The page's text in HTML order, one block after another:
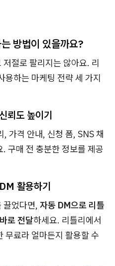
방법이 있을까요?
절로 팔리지는 않아요. 리
용하는 마케팅 전략 세 가지
뢰도 높이기
, 가격 안내, 신청 폼, SNS 채
구매 전 충분한 정보를 제공
활용하기
끌었다면, 자동 DM으로 리틀
로 전달하세요. 리틀리에서
무료라 얼마든지 활용할 수